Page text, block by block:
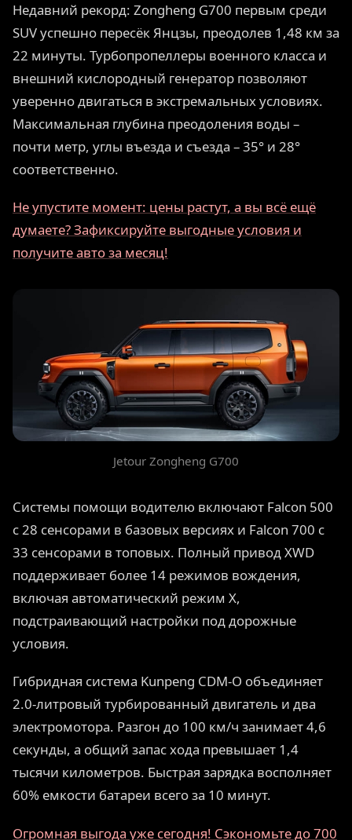
Недавний рекорд: Zongheng G700 первым среди
SUV успешно пересёк Янцзы, преодолев 1,48 км за
22 минуты. Турбопропеллеры военного класса и
внешний кислородный генератор позволяют
уверенно двигаться в экстремальных условиях.
Максимальная глубина преодоления воды –
почти метр, углы въезда и съезда – 35° и 28°
соответственно.
Не упустите момент: цены растут, а вы всё ещё
думаете? Зафиксируйте выгодные условия и
получите авто за месяц!
Jetour Zongheng G700
Системы помощи водителю включают Falcon 500
с 28 сенсорами в базовых версиях и Falcon 700 с
33 сенсорами в топовых. Полный привод XWD
поддерживает более 14 режимов вождения,
включая автоматический режим X,
подстраивающий настройки под дорожные
условия.
Гибридная система Kunpeng CDM-O объединяет
2.0-литровый турбированный двигатель и два
электромотора. Разгон до 100 км/ч занимает 4,6
секунды, а общий запас хода превышает 1,4
тысячи километров. Быстрая зарядка восполняет
60% емкости батареи всего за 10 минут.
Огромная выгода уже сегодня! Сэкономьте до 700